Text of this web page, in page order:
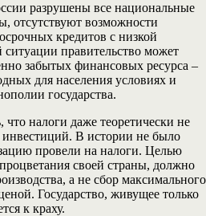
разрушены все национальные
отсутствуют возможности
кредитов с низкой
правительство может
забытых финансовых ресурса –
для населения условиях и
государства.
налоги даже теоретически не
В истории не было
провели на налоги. Целью
своей страны, должно
а не сбор максимального
Государство, живущее только
к краху.